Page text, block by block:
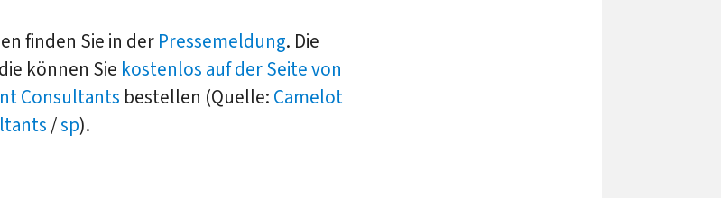
finden Sie in der Pressemeldung. Die
können Sie kostenlos auf der Seite von
Consultants bestellen (Quelle: Camelot
/sp).